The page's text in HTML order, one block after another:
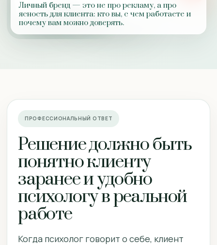
Личный бренд — это не про рекламу, а про
ясность для клиента: кто вы, с чем работаете и
почему вам можно доверять.
ПРОФЕССИОНАЛЬНЫЙ ОТВЕТ
Решение должно быть
понятно клиенту
заранее и удобно
психологу в реальной
работе
Когда психолог говорит о себе, клиент